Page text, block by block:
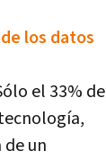
los datos
el 33% de
un